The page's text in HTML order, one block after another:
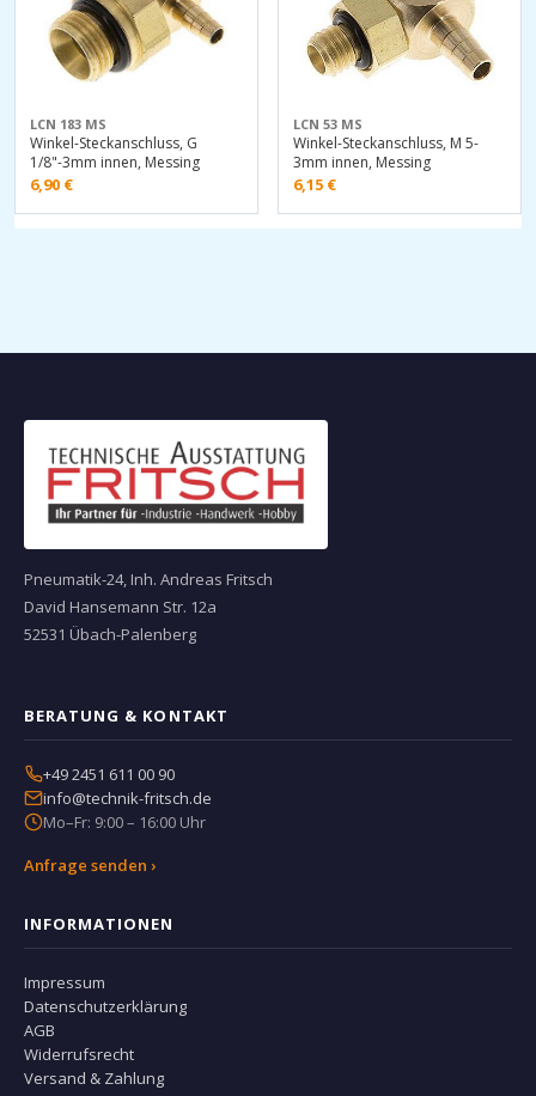
LCN 183 MS
Winkel-Steckanschluss, G
1/8"-3mm innen, Messing
6,90 €
LCN 53 MS
Winkel-Steckanschluss, M 5-
3mm innen, Messing
6,15 €
Pneumatik-24, Inh. Andreas Fritsch
David Hansemann Str. 12a
52531 Übach-Palenberg
BERATUNG & KONTAKT
+49 2451 611 00 90
info@technik-fritsch.de
Mo–Fr: 9:00 – 16:00 Uhr
Anfrage senden ›
INFORMATIONEN
Impressum
Datenschutzerklärung
AGB
Widerrufsrecht
Versand & Zahlung